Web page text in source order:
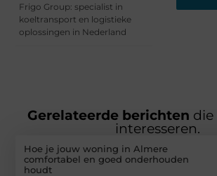
Frigo Group: specialist in
koeltransport en logistieke
oplossingen in Nederland
Gerelateerde berichten
interesseren.
Hoe je jouw woning in Almere
comfortabel en goed onderhouden
houdt